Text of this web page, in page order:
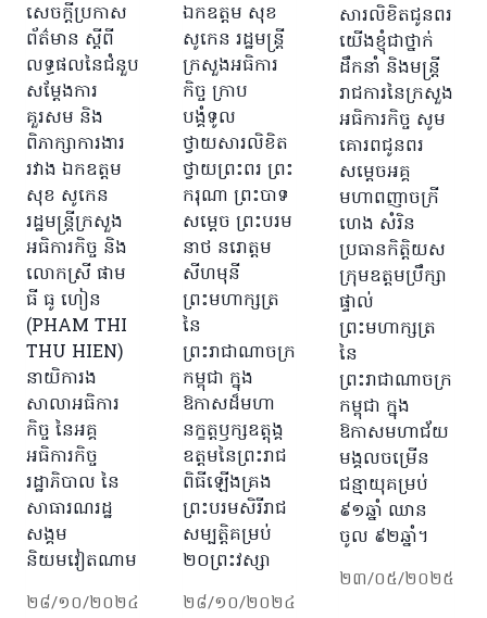
សេចក្ដីប្រកាស
ព័ត៌មាន ស្ដីពី
លទ្ធផលនៃជំនួប
សម្ដែងការ
គួរសម និង
ពិភាក្សាការងារ
រវាង ឯកឧត្តម
សុខ សូកេន
រដ្ឋមន្រ្តីក្រសួង
អធិការកិច្ច និង
លោកស្រី ផាម
ធី ធូ ហៀន
(PHAM THI
THU HIEN)
នាយិការង
សាលាអធិការ
កិច្ច នៃអគ្គ
អធិការកិច្ច
រដ្ឋាភិបាល នៃ
សាធារណរដ្ឋ
សង្គម
និយមវៀតណាម
២៨/១០/២០២៤
ឯកឧត្តម សុខ
សូកេន រដ្ឋមន្ត្រី
ក្រសួងអធិការ
កិច្ច ក្រាប
បង្គំទូល
ថ្វាយសារលិខិត
ថ្វាយព្រះពរ ព្រះ
ករុណា ​ព្រះបាទ
សម្តេច ​ព្រះបរម​
នាថ នរោត្តម
សីហមុនី
ព្រះមហាក្សត្រ
នៃ
ព្រះរាជាណាចក្រ
កម្ពុជា ក្នុង
ឱកាសដ៏មហា
នក្ខត្តឫក្សឧត្តុង្គ
ឧត្តមនៃព្រះរាជ
ពិធីឡើងគ្រង
ព្រះបរមសិរីរាជ
សម្បត្តិគម្រប់
២០ព្រះវស្សា
២៨/១០/២០២៤
សារលិខិតជូនពរ
យើងខ្ញុំជាថ្នាក់
ដឹកនាំ និងមន្រ្តី
រាជការនៃក្រសួង
អធិការកិច្ច សូម
គោរពជូនពរ
សម្ដេចអគ្គ
មហាពញាចក្រី
ហេង សំរិន
ប្រធានកិត្តិយស
ក្រុមឧត្តមប្រឹក្សា
ផ្ទាល់
ព្រះមហាក្សត្រ
នៃ
ព្រះរាជាណាចក្រ
កម្ពុជា ក្នុង
ឱកាសមហាជ័យ
មង្គលចម្រើន
ជន្មាយុគម្រប់
៩១ឆ្នាំ ឈាន
ចូល ៩២ឆ្នាំ។
២៣/០៥/២០២៥